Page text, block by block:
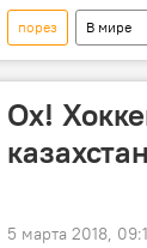
порез В мире
Турция
Ох!
5 марта 2018,